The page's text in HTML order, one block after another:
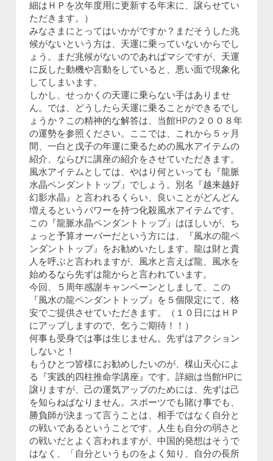
細はＨＰを次年度用に更新する年末に、譲らせてい
ただきます。）
みなさまにとってはいかがですか？まだそうした兆
候がないという方は、天運に乗っていないからでし
ょう。まだ兆候がないのであればマシですが、天運
に反した動機や言動をしていると、悪い面で現象化
してしまいます。
しかし、せっかくの天運に乗らない手はありませ
ん。では、どうしたら天運に乗ることができるでし
ょうか？この精神的な解答は、当館HPの２００８年
の運勢を参照ください。ここでは、これから５ヶ月
間、一白と戊子の年運に乗るための風水アイテムの
紹介、ならびに講座の紹介をさせていただきます。
風水アイテムとしては、やはり何といっても『龍脈
水晶ペンダントトップ』でしょう。別名『越来越好
幻影水晶』と言われるくらい、良いことがどんどん
増えるというパワーを持つ化殺風水アイテムです。
この『龍脈水晶ペンダントトップ』はほしいが、ち
ょっと予算オーバーだという方には、『風水の龍ペ
ンダントトップ』をお勧めいたします。龍は財と貴
人を呼ぶと言われますが、風水と言えば龍、風水を
始めるなら先ずは龍からと言われています。
今回、５周年感謝キャンペーンとしまして、この
『風水の龍ペンダントトップ』を５個限定にて、格
安でご提供させていただきます。（１０日にはＨＰ
にアップしますので、乞うご期待！！）
何事も受身では事は生じません。先ずはアクション
しないと！
もうひとつ皆様にお勧めしたいのが、楳山天心によ
る『実践的四柱推命学講座』です。詳細は当館HPに
譲りますが、己の運気アップのためには、先ずは己
を知らねばなりません。スポーツでも賭け事でも、
勝負師が決まって言うことは、相手ではなく自分と
の戦いであるということです。人生も自分の弱さと
の戦いだとよく言われますが、中国的発想はそうで
はなく、「自分というものをよく知り、自分の長所